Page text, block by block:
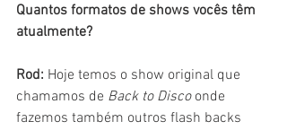
Quantos formatos de shows vocês têm
atualmente?
Rod: Hoje temos o show original que
chamamos de Back to Disco onde
fazemos também outros flash backs